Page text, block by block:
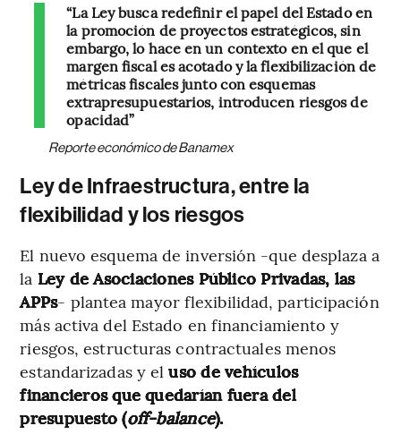
“La Ley busca redefinir el papel del Estado en
la promoción de proyectos estratégicos, sin
embargo, lo hace en un contexto en el que el
margen fiscal es acotado y la flexibilización de
métricas fiscales junto con esquemas
extrapresupuestarios, introducen riesgos de
opacidad”
Reporte económico de Banamex
Ley de Infraestructura, entre la
flexibilidad y los riesgos
El nuevo esquema de inversión -que desplaza a
la Ley de Asociaciones Público Privadas, las
APPs- plantea mayor flexibilidad, participación
más activa del Estado en financiamiento y
riesgos, estructuras contractuales menos
estandarizadas y eluso de vehículos
financieros que quedarían fuera del
presupuesto (off-balance).